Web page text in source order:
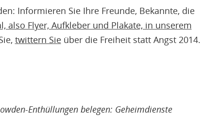
Informieren Sie Ihre Freunde, Bekannte, die
also Flyer, Aufkleber und Plakate, in unserem
twittern Sieüber die Freiheit statt Angst 2014.
Enthüllungen belegen: Geheimdienste